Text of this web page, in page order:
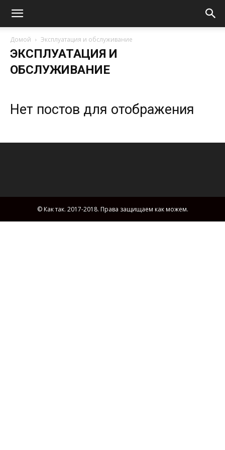
Домой Эксплуатация и обслуживание
ЭКСПЛУАТАЦИЯ И
ОБСЛУЖИВАНИЕ
Нет постов для отображения
© Как так. 2017-2018. Права защищаем как можем.